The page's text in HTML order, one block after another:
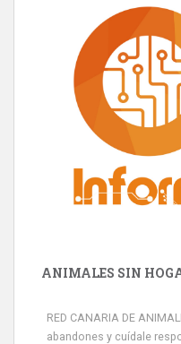
ANIMALES SIN
RED CANARIA DE
abandones y cuídale